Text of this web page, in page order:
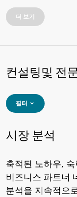
더 보기
컨설팅및 전
필터
시장 분석
축적된 노하우,
비즈니스 파트너
분석을 지속적으